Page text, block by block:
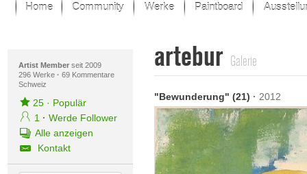
Home Community Werke
Der letzte Monat im Fokus
Alle Fokus-Werke
Fokus-Werke
Neue Werke – Auswahl
Alle neuen Werke
Paintboard
Artist Memberseit 2009
296 Werke · 69 Kommentare
Schweiz
25· Populär
1 · Werde Follower
Alle anzeigen
Kontakt
artebur Galerie
"Bewunderung" (21) · 2012